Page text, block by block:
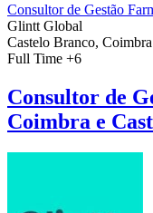
Consultor de Gestão
Glintt Global
Castelo Branco, Coimbra
Full Time +6
Consultor de
Coimbra e